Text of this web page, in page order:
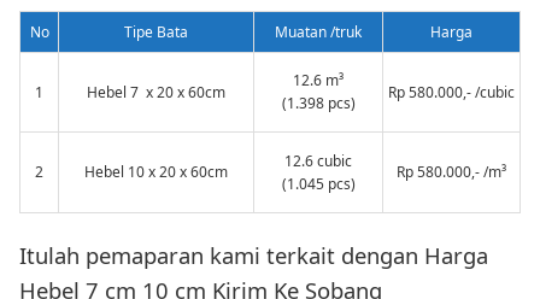
No Tipe Bata Muatan /truk Harga
1 Hebel 7 x 20 x 60cm
12.6 m³
(1.398 pcs)
Rp 580.000,- /cubic
2 Hebel 10 x 20 x 60cm
12.6 cubic
(1.045 pcs)
Rp 580.000,- /m³
Itulah pemaparan kami terkait dengan Harga
Hebel 7 cm 10 cm Kirim Ke Sobang